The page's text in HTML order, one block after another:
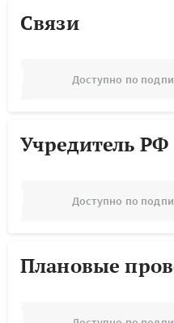
Связи
Доступно по
Учредитель РФ
Доступно по
Плановые